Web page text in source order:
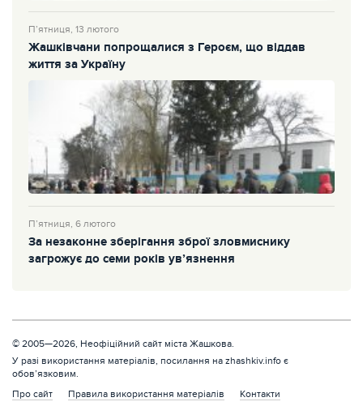
П’ятниця, 13 лютого
Жашківчани попрощалися з Героєм, що віддав
життя за Україну
П’ятниця, 6 лютого
За незаконне зберігання зброї зловмиснику
загрожує до семи років ув’язнення
© 2005—2026, Неофіційний сайт міста Жашкова.
У разі використання матеріалів, посилання на zhashkiv.info є
обов’язковим.
Про сайт
Правила використання матеріалів Контакти